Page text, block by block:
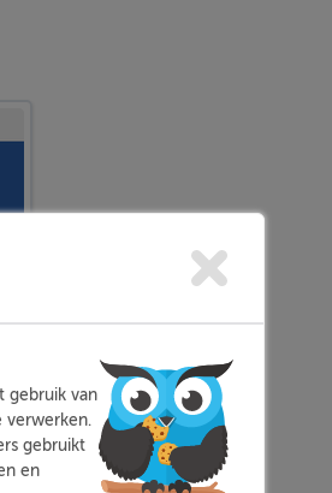
gebruik van
verwerken.
gebruikt
en